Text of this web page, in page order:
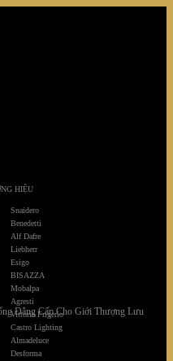
HIỆU
Snaidero
Benedetti
Alf Dafre
Liebherr
Esigo
BISAZZA
Mobalpa
Agresti
Vittoria Frigerio
Castro Lighting
Almadeluce
Desforma
Đẳng Cấp Cho Giới Thượng Lưu